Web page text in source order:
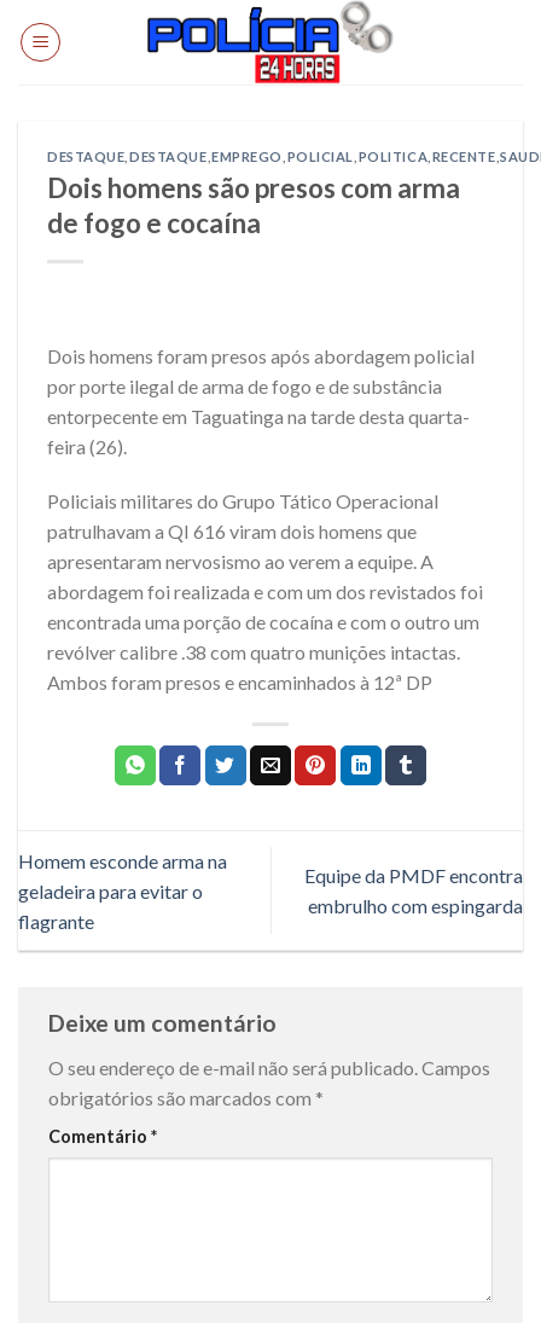
DESTAQUE ,DESTAQUE ,EMPREGO POLICIAL POLITICA RECENTE ,
Dois homens são presos com arma
de fogo e cocaína
Dois homens foram presos após abordagem policial
por porte ilegal de arma de fogo e de substância
entorpecente em Taguatinga na tarde desta quarta-
feira (26).
Policiais militares do Grupo Tático Operacional
patrulhavam a QI 616 viram dois homens que
apresentaram nervosismo ao verem a equipe. A
abordagem foi realizada e com um dos revistados foi
encontrada uma porção de cocaína e com o outro um
revólver calibre .38 com quatro munições intactas.
Ambos foram presos e encaminhados à 12ª DP
Homem esconde arma na
geladeira para evitar o
flagrante
Equipe da PMDF encontra
embrulho com espingarda
Deixe um comentário
O seu endereço de e-mail não será publicado.Campos
obrigatórios são marcados com *
Comentário *